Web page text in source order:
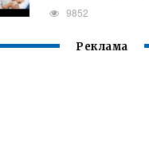
9852
Реклама